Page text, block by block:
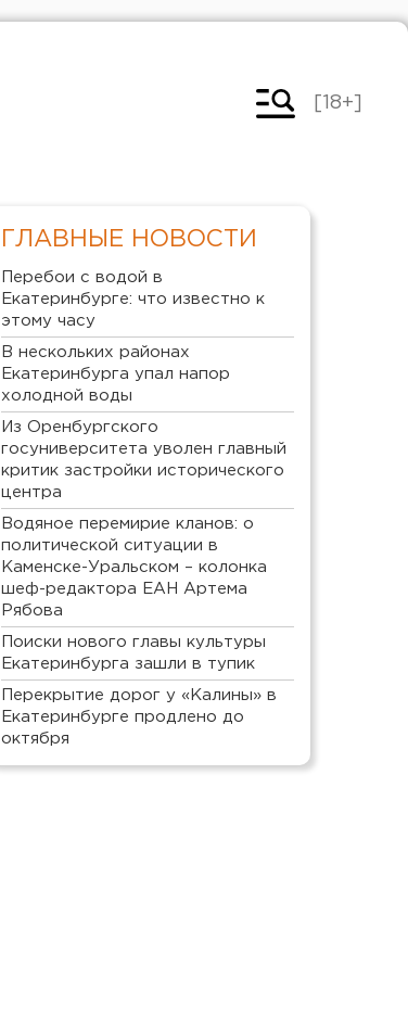
[18+]
ГЛАВНЫЕ НОВОСТИ
Перебои с водой в
Екатеринбурге: что известно к
этому часу
В нескольких районах
Екатеринбурга упал напор
холодной воды
Из Оренбургского
госуниверситета уволен главный
критик застройки исторического
центра
Водяное перемирие кланов: о
политической ситуации в
Каменске-Уральском – колонка
шеф-редактора ЕАН Артема
Рябова
Поиски нового главы культуры
Екатеринбурга зашли в тупик
Перекрытие дорог у «Калины» в
Екатеринбурге продлено до
октября